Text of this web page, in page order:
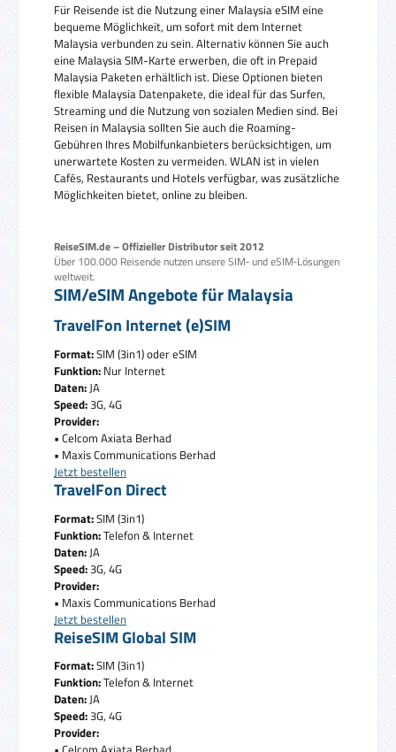
Für Reisende ist die Nutzung einer Malaysia eSIM eine
bequeme Möglichkeit, um sofort mit dem Internet
Malaysia verbunden zu sein. Alternativ können Sie auch
eine Malaysia SIM-Karte erwerben, die oft in Prepaid
Malaysia Paketen erhältlich ist. Diese Optionen bieten
flexible Malaysia Datenpakete, die ideal für das Surfen,
Streaming und die Nutzung von sozialen Medien sind. Bei
Reisen in Malaysia sollten Sie auch die Roaming-
Gebühren Ihres Mobilfunkanbieters berücksichtigen, um
unerwartete Kosten zu vermeiden. WLAN ist in vielen
Cafés, Restaurants und Hotels verfügbar, was zusätzliche
Möglichkeiten bietet, online zu bleiben.
ReiseSIM.de – Offizieller Distributor seit 2012
Über 100.000 Reisende nutzen unsere SIM‑ und eSIM‑Lösungen
weltweit.
SIM/eSIM Angebote für Malaysia
TravelFon Internet (e)SIM
Format:SIM (3in1) oder eSIM
Funktion: Nur Internet
Daten: JA
Speed:3G, 4G
Provider:
• Celcom Axiata Berhad
• Maxis Communications Berhad
Jetzt bestellen
TravelFon Direct
Format:SIM (3in1)
Funktion:Telefon & Internet
Daten: JA
Speed:3G, 4G
Provider:
• Maxis Communications Berhad
Jetzt bestellen
ReiseSIM Global SIM
Format:SIM (3in1)
Funktion:Telefon & Internet
Daten:JA
Speed:3G, 4G
Provider: